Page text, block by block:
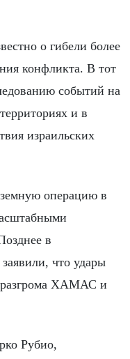
о гибели более
конфликта. В тот
событий на
и в
израильских
операцию в
в
что удары
разгрома ХАМАС и
Рубио,